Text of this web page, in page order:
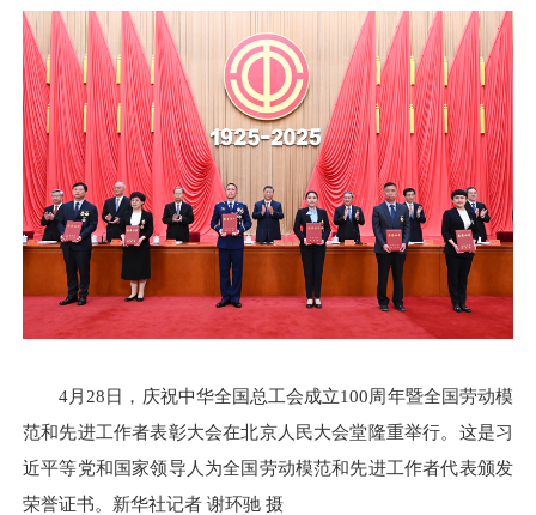
4月28日，庆祝中华全国总工会成立100周年暨全国劳动模
范和先进工作者表彰大会在北京人民大会堂隆重举行。这是习
近平等党和国家领导人为全国劳动模范和先进工作者代表颁发
荣誉证书。新华社记者 谢环驰 摄